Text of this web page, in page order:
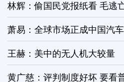
林辉：偷国民党报纸看 毛逃
萧易：全球市场正成中国汽
王赫：美中的无人机大较量
黄广慈：评判制度好坏 要看